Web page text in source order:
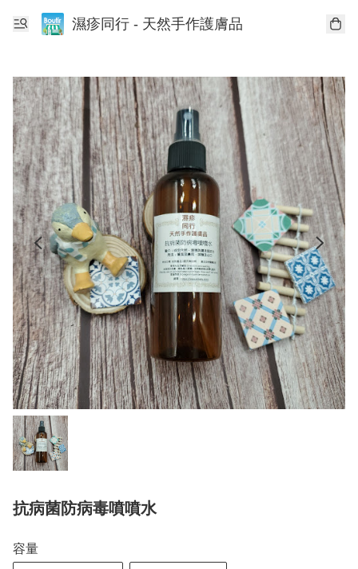
濕疹同行 - 天然手作護膚品
抗病菌防病毒噴噴水
容量